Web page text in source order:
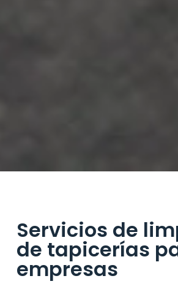
Servicios de
de tapicerías
empresas